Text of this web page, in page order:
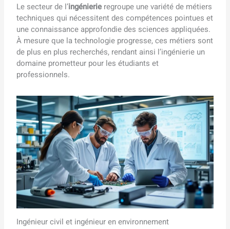
Le secteur de l’ingénierie regroupe une variété de métiers
techniques qui nécessitent des compétences pointues et
une connaissance approfondie des sciences appliquées.
À mesure que la technologie progresse, ces métiers sont
de plus en plus recherchés, rendant ainsi l’ingénierie un
domaine prometteur pour les étudiants et
professionnels.
Ingénieur civil et ingénieur en environnement